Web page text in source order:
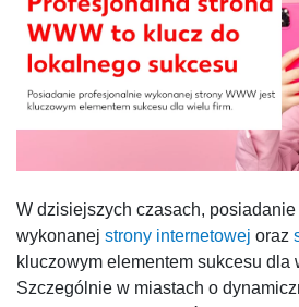
W dzisiejszych czasach,
wykonanej strony internetowej oraz
kluczowym elementem sukcesu dla
Szczególnie w miastach o